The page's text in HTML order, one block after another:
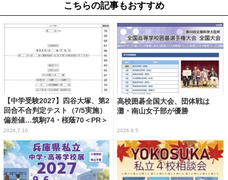
こちらの記事もおすすめ
【中学受験2027】四谷大塚、第2
回合不合判定テスト（7/5実施）
偏差値…筑駒74・桜蔭70＜PR＞
2026.7.10
高校囲碁全国大会、団体戦は
灘・南山女子部が優勝
2026.8.5